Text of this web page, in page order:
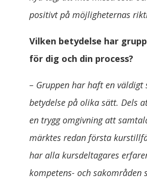
positivt på möjligheternas
Vilken betydelse har
för dig och din process?
– Gruppen har haft en väldigt
betydelse på olika sätt. Dels
en trygg omgivning att
märktes redan första
har alla kursdeltagares
kompetens- och sakområden